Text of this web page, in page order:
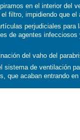
en el interior
filtro, impidiendo que el
perjudiciales para
de agentes
del vaho del
sistema de ventilación
que acaban entrando en